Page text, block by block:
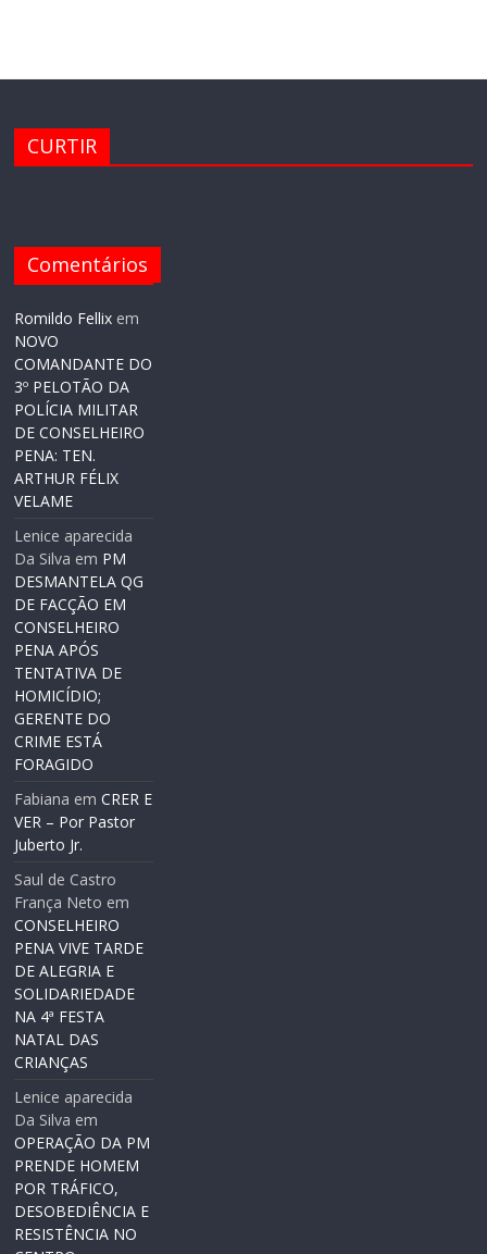
CURTIR
Comentários
Romildo Fellix em
NOVO
COMANDANTE DO
3º PELOTÃO DA
POLÍCIA MILITAR
DE CONSELHEIRO
PENA: TEN.
ARTHUR FÉLIX
VELAME
Lenice aparecida
Da Silva em PM
DESMANTELA QG
DE FACÇÃO EM
CONSELHEIRO
PENA APÓS
TENTATIVA DE
HOMICÍDIO;
GERENTE DO
CRIME ESTÁ
FORAGIDO
Fabiana emCRER E
VER – Por Pastor
Juberto Jr.
Saul de Castro
França Neto em
CONSELHEIRO
PENA VIVE TARDE
DE ALEGRIA E
SOLIDARIEDADE
NA 4ª FESTA
NATAL DAS
CRIANÇAS
Lenice aparecida
Da Silva em
OPERAÇÃO DA PM
PRENDE HOMEM
POR TRÁFICO,
DESOBEDIÊNCIA E
RESISTÊNCIA NO